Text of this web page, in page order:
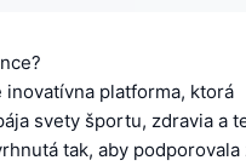
inovatívna platforma, ktorá
svety športu, zdravia a
tak, aby podporovala